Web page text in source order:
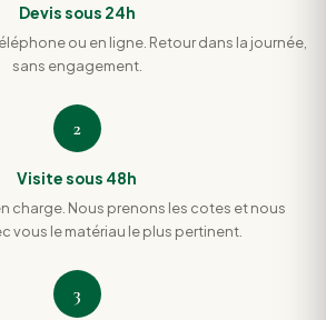
Devis sous 24h
ou en ligne. Retour dans la journée,
sans engagement.
2
Visite sous 48h
charge. Nous prenons les cotes et nous
vous le matériau le plus pertinent.
3